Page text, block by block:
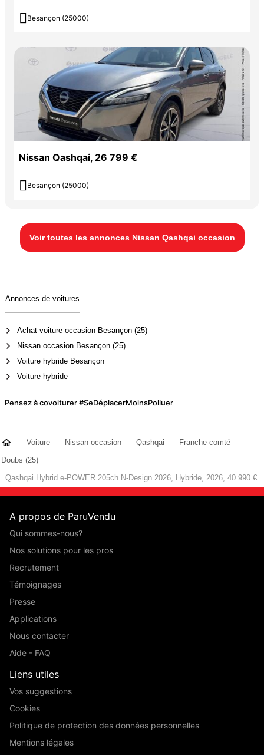
 Besançon (25000)
Nissan Qashqai, 26 799 €
 Besançon (25000)
Voir toutes les annonces Nissan Qashqai occasion
Annonces de voitures
Achat voiture occasion Besançon (25)
Nissan occasion Besançon (25)
Voiture hybride Besançon
Voiture hybride
Pensez à covoiturer #SeDéplacerMoinsPolluer
Voiture Nissan occasion Qashqai
Franche-comté
Doubs (25)
Qashqai Hybrid e-POWER 205ch N-Design 2026, Hybride, 2026, 40 990 €
A propos de ParuVendu
Qui sommes-nous?
Nos solutions pour les pros
Recrutement
Témoignages
Presse
Applications
Nous contacter
Aide - FAQ
Liens utiles
Vos suggestions
Cookies
Politique de protection des données personnelles
Mentions légales